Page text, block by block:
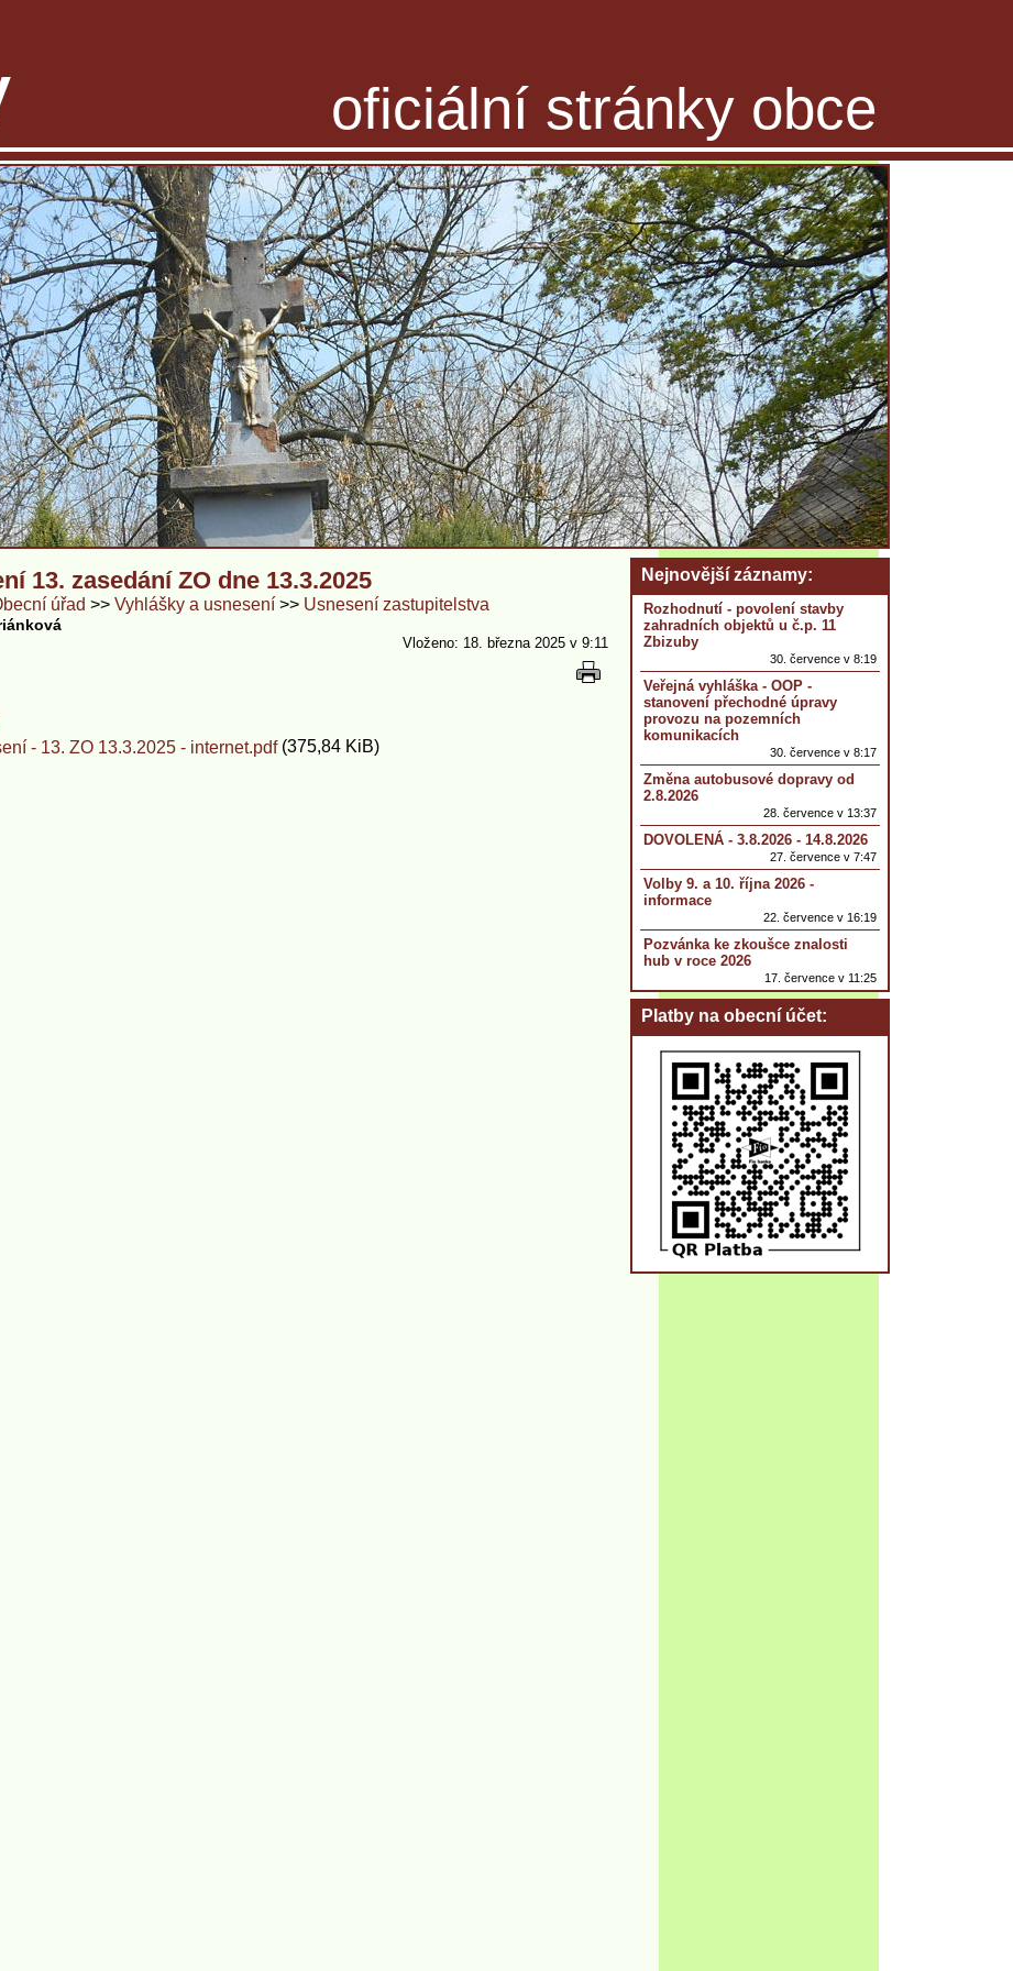
oficiální stránky obce
13. zasedání ZO dne 13.3.2025
úřad Vyhlášky a usnesení Usnesení zastupitelstva
Vloženo: 18. března 2025 v 9:11
- 13. ZO 13.3.2025 - internet.pdf(375,84 KiB)
Nejnovější záznamy
Rozhodnutí - povolení stavby
zahradních objektů u č.p. 11
Zbizuby
30. července v 8:19
Veřejná vyhláška - OOP -
stanovení přechodné úpravy
provozu na pozemních
komunikacích
30. července v 8:17
Změna autobusové dopravy od
2.8.2026
28. července v 13:37
DOVOLENÁ - 3.8.2026 - 14.8.2026
27. července v 7:47
Volby 9. a 10. října 2026 -
informace
22. července v 16:19
Pozvánka ke zkoušce znalosti
hub v roce 2026
17. července v 11:25
Platby na obecní účet